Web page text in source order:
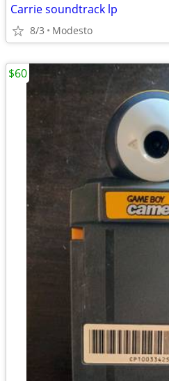
Carrie soundtrack lp
8/3 Modesto
$60